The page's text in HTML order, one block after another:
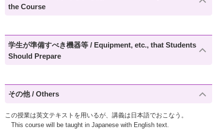
the Course
学生が準備すべき機器等 / Equipment, etc., that Students
Should Prepare
その他 / Others
この授業は英文テキストを用いるが、講義は日本語でおこなう。
This course will be taught in Japanese with English text.